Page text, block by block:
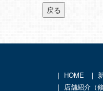
戻る
｜ HOME ｜
｜ 店舗紹介（